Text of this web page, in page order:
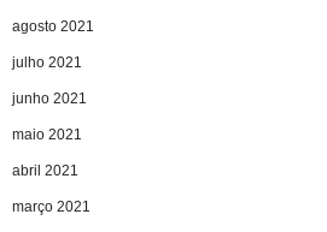
agosto 2021
julho 2021
junho 2021
maio 2021
abril 2021
março 2021